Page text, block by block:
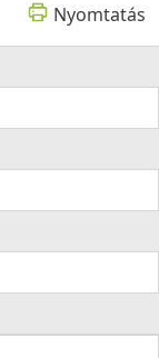
Nyomtatás